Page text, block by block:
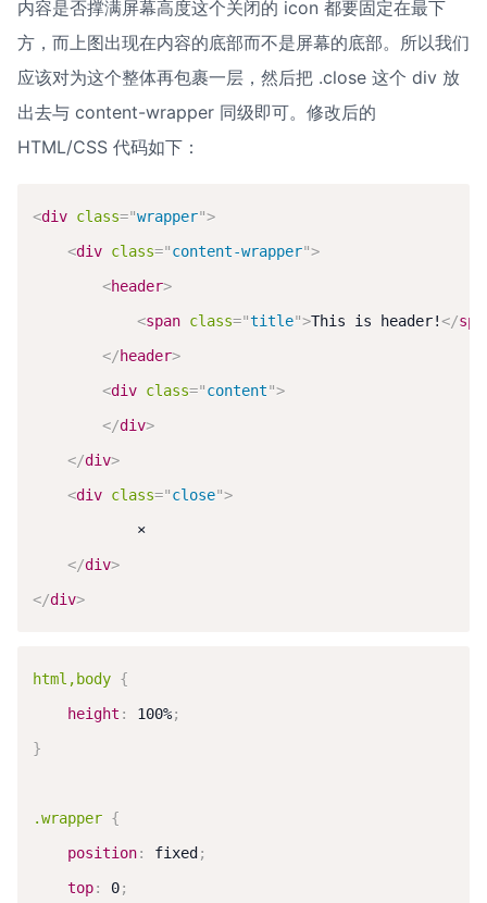
内容是否撑满屏幕高度这个关闭的 icon 都要固定在最下
方，而上图出现在内容的底部而不是屏幕的底部。所以我们
应该对为这个整体再包裹一层，然后把 .close 这个 div 放
出去与 content-wrapper 同级即可。修改后的
HTML/CSS 代码如下：
<div class="wrapper">
<div class="content-wrapper">
<header>
<span class="title">This is header!</
</header>
<div class="content">
</div>
</div>
<div class="close">
            ×
</div>
</div>
html,body {
height : 100%;
}
.wrapper {
position: fixed ;
top: 0;